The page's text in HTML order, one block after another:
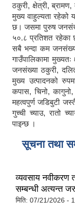
ठकुरी, क्षेत्री,
मुख्य वाहुल्यता
छ। जसमा पुरुष
५०.८ प्रतिशत रहेका
सबै भन्दा कम
गाउँपालिकामा
जनसंख्या ठकुरी,
मुख्य उत्पादनको
कपास, चिनो,
महत्वपुर्ण जडिबुटी
गुच्ची च्याउ, रातो
पाइन्छ ।
सूचना तथा
व्यवसाय नवीकरण
सम्बन्धी अत्यन्त
मिति: 07/21/2026 -